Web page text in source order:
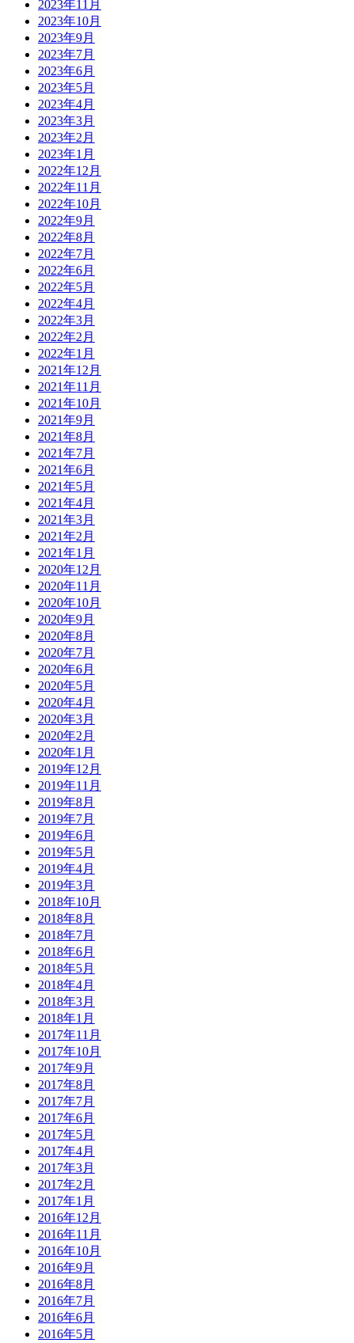
2023年11月
2023年10月
2023年9月
2023年7月
2023年6月
2023年5月
2023年4月
2023年3月
2023年2月
2023年1月
2022年12月
2022年11月
2022年10月
2022年9月
2022年8月
2022年7月
2022年6月
2022年5月
2022年4月
2022年3月
2022年2月
2022年1月
2021年12月
2021年11月
2021年10月
2021年9月
2021年8月
2021年7月
2021年6月
2021年5月
2021年4月
2021年3月
2021年2月
2021年1月
2020年12月
2020年11月
2020年10月
2020年9月
2020年8月
2020年7月
2020年6月
2020年5月
2020年4月
2020年3月
2020年2月
2020年1月
2019年12月
2019年11月
2019年8月
2019年7月
2019年6月
2019年5月
2019年4月
2019年3月
2018年10月
2018年8月
2018年7月
2018年6月
2018年5月
2018年4月
2018年3月
2018年1月
2017年11月
2017年10月
2017年9月
2017年8月
2017年7月
2017年6月
2017年5月
2017年4月
2017年3月
2017年2月
2017年1月
2016年12月
2016年11月
2016年10月
2016年9月
2016年8月
2016年7月
2016年6月
2016年5月